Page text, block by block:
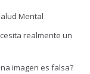
Mental
realmente un
imagen es falsa?